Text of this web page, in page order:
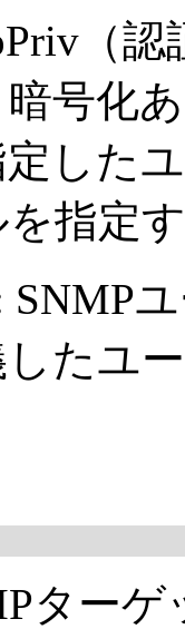
（
号化
定した
指定
SNMP
たユ
ター